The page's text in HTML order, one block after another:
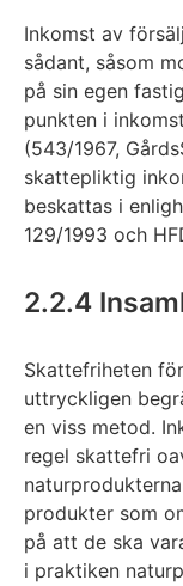
Inkomst av
sådant, såsom
på sin egen
punkten i
(543/1967,
skattepliktig
beskattas i
129/1993 och
2.2.4
Skattefriheten
uttryckligen
en viss metod.
regel skattefri
produkter som
på att de ska
i praktiken